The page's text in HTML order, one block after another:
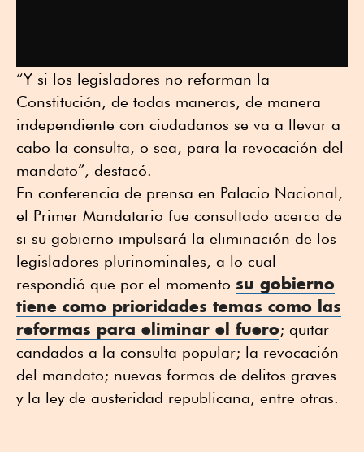
“Y si los legisladores no reforman la
Constitución, de todas maneras, de manera
independiente con ciudadanos se va a llevar a
cabo la consulta, o sea, para la revocación del
mandato”, destacó.
En conferencia de prensa en Palacio Nacional,
el Primer Mandatario fue consultado acerca de
si su gobierno impulsará la eliminación de los
legisladores plurinominales, a lo cual
respondió que por el momento su gobierno
tiene como prioridades temas como las
reformas para eliminar el fuero; quitar
candados a la consulta popular; la revocación
del mandato; nuevas formas de delitos graves
y la ley de austeridad republicana, entre otras.